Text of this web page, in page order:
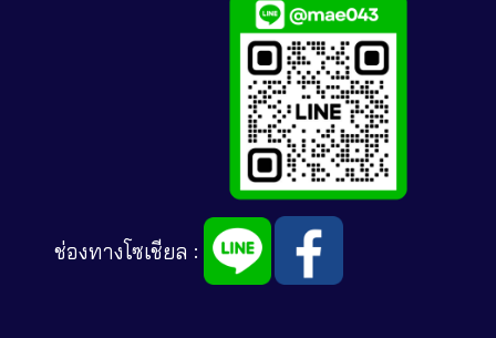
ช่องทางโซเชียล :